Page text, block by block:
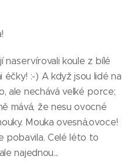
naservírovali koule z bílé
:-) A když jsou lidé na
ale nechává velké porce;
mává, že nesu ovocné
Mouka ovesná,ovoce!
pobavila. Celé léto to
najednou...